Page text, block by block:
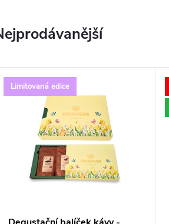
x Limitovaná edice